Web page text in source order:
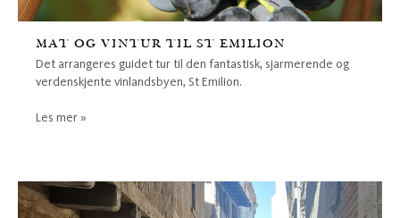
MAT OG VINTUR TIL ST EMILION
Det arrangeres guidet tur til den fantastisk, sjarmerende og
verdenskjente vinlandsbyen, St Emilion.
Les mer »